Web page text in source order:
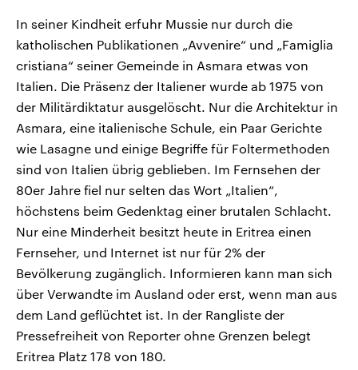
In seiner Kindheit erfuhr Mussie nur durch die
katholischen Publikationen „Avvenire“ und „Famiglia
cristiana“ seiner Gemeinde in Asmara etwas von
Italien. Die Präsenz der Italiener wurde ab 1975 von
der Militärdiktatur ausgelöscht. Nur die Architektur in
Asmara, eine italienische Schule, ein Paar Gerichte
wie Lasagne und einige Begriffe für Foltermethoden
sind von Italien übrig geblieben. Im Fernsehen der
80er Jahre fiel nur selten das Wort „Italien“,
höchstens beim Gedenktag einer brutalen Schlacht.
Nur eine Minderheit besitzt heute in Eritrea einen
Fernseher, und Internet ist nur für 2% der
Bevölkerung zugänglich. Informieren kann man sich
über Verwandte im Ausland oder erst, wenn man aus
dem Land geflüchtet ist. In der Rangliste der
Pressefreiheit von Reporter ohne Grenzen belegt
Eritrea Platz 178 von 180.